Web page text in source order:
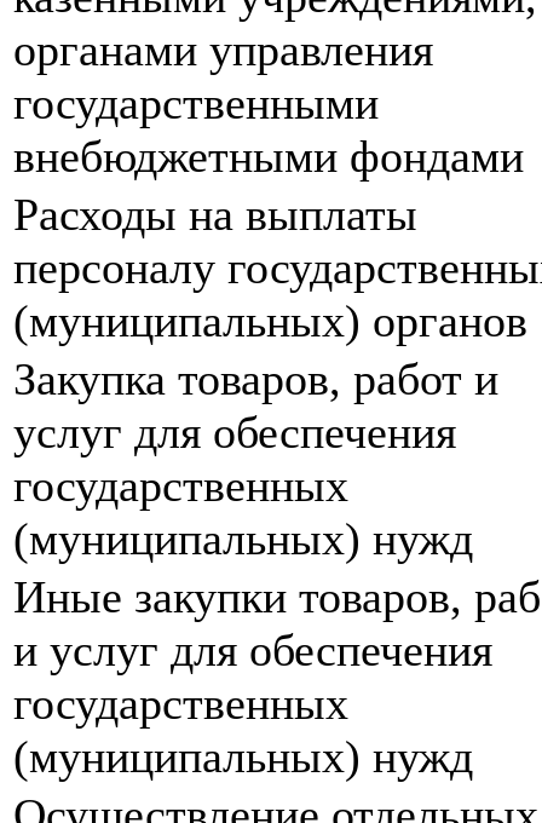
органами управления
государственными
внебюджетными фондами
Расходы на выплаты
персоналу
(муниципальных) органов
Закупка товаров, работ и
услуг для обеспечения
государственных
(муниципальных) нужд
Иные закупки товаров,
и услуг для обеспечения
государственных
(муниципальных) нужд